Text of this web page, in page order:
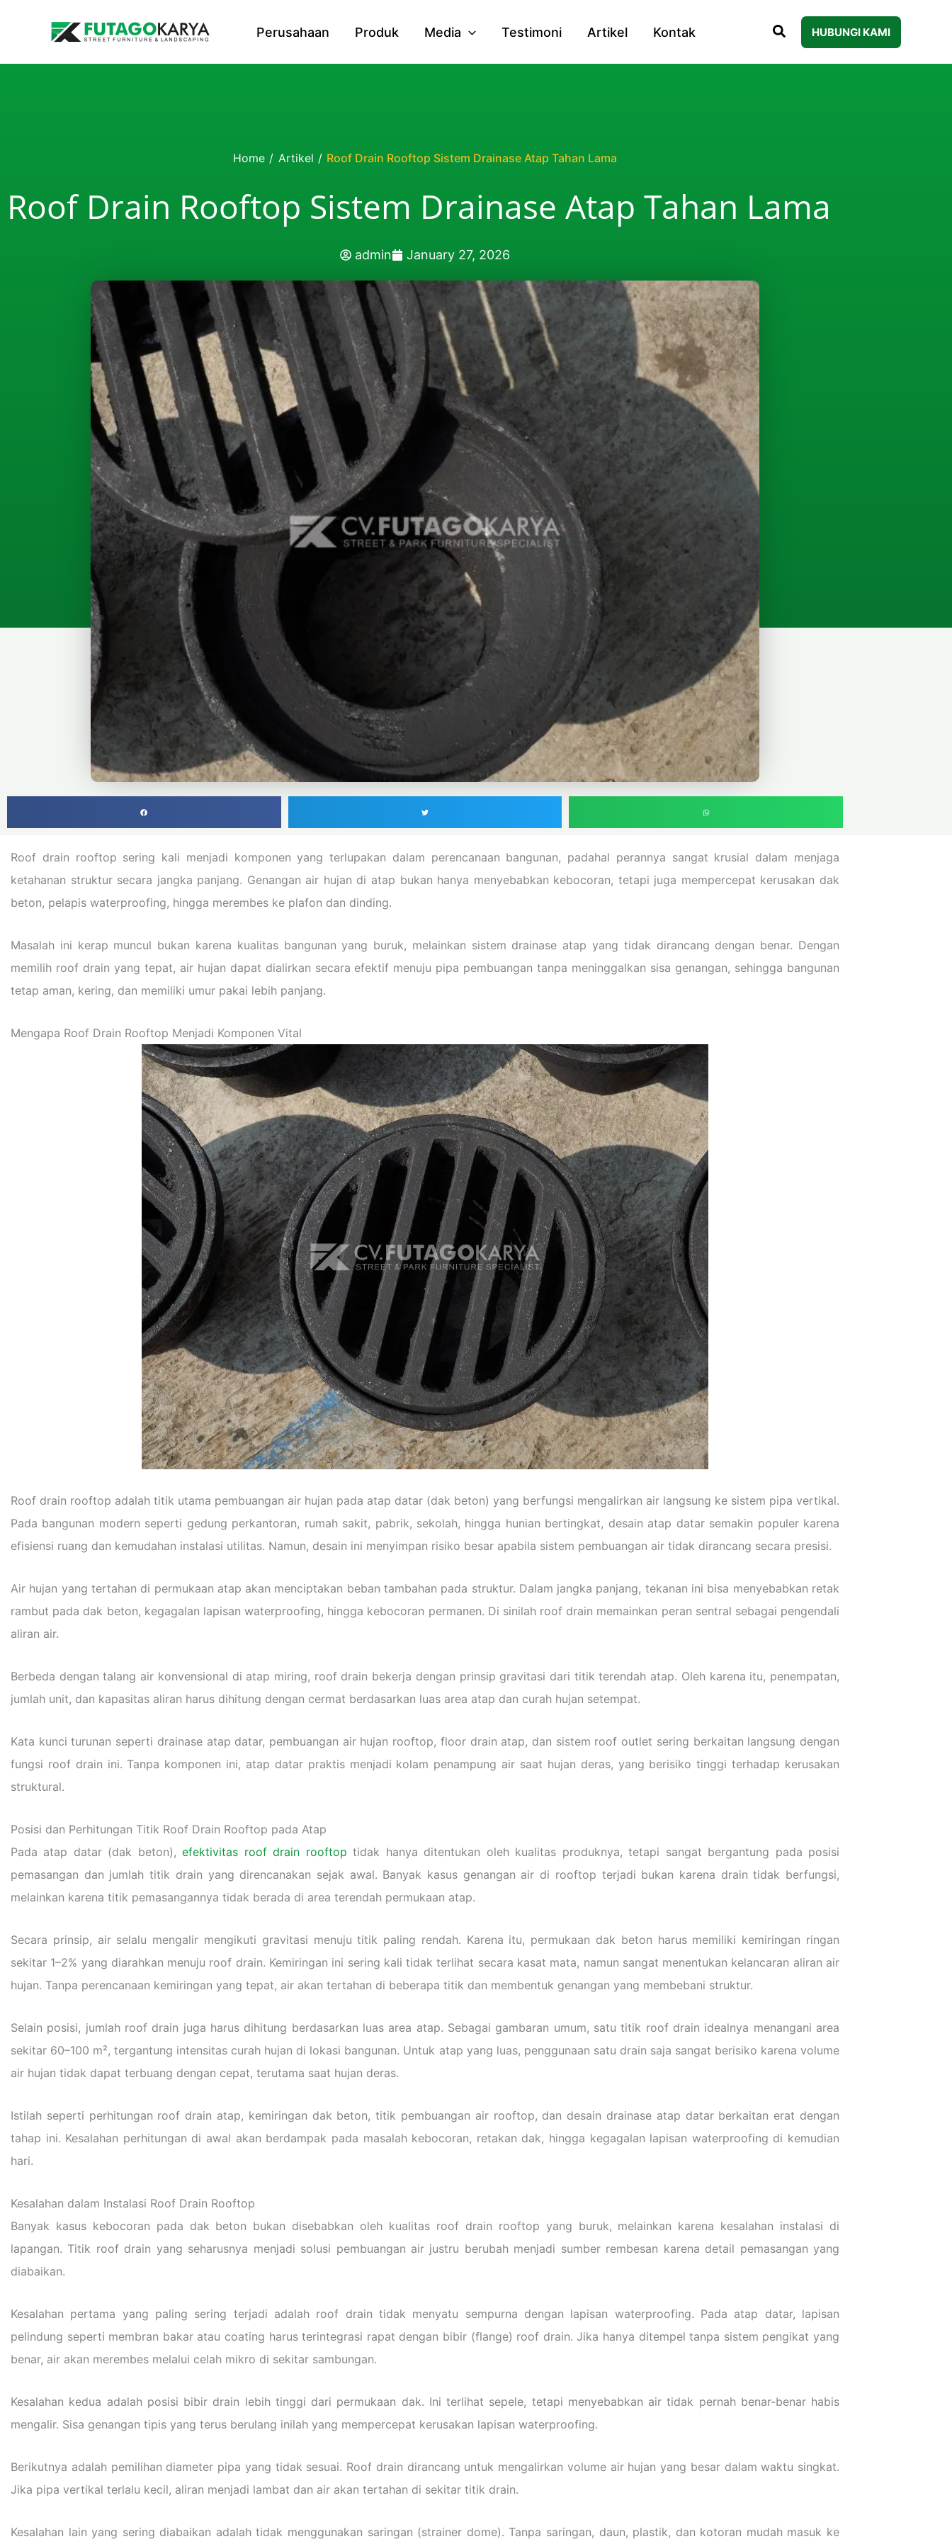
Perusahaan Produk Media Testimoni Artikel Kontak HUBUNGI KAMI
Home / Artikel / Roof Drain Rooftop Sistem Drainase Atap Tahan Lama
Roof Drain Rooftop Sistem Drainase Atap Tahan Lama
admin January 27, 2026
Roof drain rooftop sering kali menjadi komponen yang terlupakan dalam perencanaan bangunan, padahal perannya sangat krusial dalam menjaga
ketahanan struktur secara jangka panjang. Genangan air hujan di atap bukan hanya menyebabkan kebocoran, tetapi juga mempercepat kerusakan dak
beton, pelapis waterproofing, hingga merembes ke plafon dan dinding.
Masalah ini kerap muncul bukan karena kualitas bangunan yang buruk, melainkan sistem drainase atap yang tidak dirancang dengan benar. Dengan
memilih roof drain yang tepat, air hujan dapat dialirkan secara efektif menuju pipa pembuangan tanpa meninggalkan sisa genangan, sehingga bangunan
tetap aman, kering, dan memiliki umur pakai lebih panjang.
Mengapa Roof Drain Rooftop Menjadi Komponen Vital
Roof drain rooftop adalah titik utama pembuangan air hujan pada atap datar (dak beton) yang berfungsi mengalirkan air langsung ke sistem pipa vertikal.
Pada bangunan modern seperti gedung perkantoran, rumah sakit, pabrik, sekolah, hingga hunian bertingkat, desain atap datar semakin populer karena
efisiensi ruang dan kemudahan instalasi utilitas. Namun, desain ini menyimpan risiko besar apabila sistem pembuangan air tidak dirancang secara presisi.
Air hujan yang tertahan di permukaan atap akan menciptakan beban tambahan pada struktur. Dalam jangka panjang, tekanan ini bisa menyebabkan retak
rambut pada dak beton, kegagalan lapisan waterproofing, hingga kebocoran permanen. Di sinilah roof drain memainkan peran sentral sebagai pengendali
aliran air.
Berbeda dengan talang air konvensional di atap miring, roof drain bekerja dengan prinsip gravitasi dari titik terendah atap. Oleh karena itu, penempatan,
jumlah unit, dan kapasitas aliran harus dihitung dengan cermat berdasarkan luas area atap dan curah hujan setempat.
Kata kunci turunan seperti drainase atap datar, pembuangan air hujan rooftop, floor drain atap, dan sistem roof outlet sering berkaitan langsung dengan
fungsi roof drain ini. Tanpa komponen ini, atap datar praktis menjadi kolam penampung air saat hujan deras, yang berisiko tinggi terhadap kerusakan
struktural.
Posisi dan Perhitungan Titik Roof Drain Rooftop pada Atap
Pada atap datar (dak beton),efektivitas roof drain rooftop tidak hanya ditentukan oleh kualitas produknya, tetapi sangat bergantung pada posisi
pemasangan dan jumlah titik drain yang direncanakan sejak awal. Banyak kasus genangan air di rooftop terjadi bukan karena drain tidak berfungsi,
melainkan karena titik pemasangannya tidak berada di area terendah permukaan atap.
Secara prinsip, air selalu mengalir mengikuti gravitasi menuju titik paling rendah. Karena itu, permukaan dak beton harus memiliki kemiringan ringan
sekitar 1–2% yang diarahkan menuju roof drain. Kemiringan ini sering kali tidak terlihat secara kasat mata, namun sangat menentukan kelancaran aliran air
hujan. Tanpa perencanaan kemiringan yang tepat, air akan tertahan di beberapa titik dan membentuk genangan yang membebani struktur.
Selain posisi, jumlah roof drain juga harus dihitung berdasarkan luas area atap. Sebagai gambaran umum, satu titik roof drain idealnya menangani area
sekitar 60–100 m², tergantung intensitas curah hujan di lokasi bangunan. Untuk atap yang luas, penggunaan satu drain saja sangat berisiko karena volume
air hujan tidak dapat terbuang dengan cepat, terutama saat hujan deras.
Istilah seperti perhitungan roof drain atap, kemiringan dak beton, titik pembuangan air rooftop, dan desain drainase atap datar berkaitan erat dengan
tahap ini. Kesalahan perhitungan di awal akan berdampak pada masalah kebocoran, retakan dak, hingga kegagalan lapisan waterproofing di kemudian
hari.
Kesalahan dalam Instalasi Roof Drain Rooftop
Banyak kasus kebocoran pada dak beton bukan disebabkan oleh kualitas roof drain rooftop yang buruk, melainkan karena kesalahan instalasi di
lapangan. Titik roof drain yang seharusnya menjadi solusi pembuangan air justru berubah menjadi sumber rembesan karena detail pemasangan yang
diabaikan.
Kesalahan pertama yang paling sering terjadi adalah roof drain tidak menyatu sempurna dengan lapisan waterproofing. Pada atap datar, lapisan
pelindung seperti membran bakar atau coating harus terintegrasi rapat dengan bibir (flange) roof drain. Jika hanya ditempel tanpa sistem pengikat yang
benar, air akan merembes melalui celah mikro di sekitar sambungan.
Kesalahan kedua adalah posisi bibir drain lebih tinggi dari permukaan dak. Ini terlihat sepele, tetapi menyebabkan air tidak pernah benar-benar habis
mengalir. Sisa genangan tipis yang terus berulang inilah yang mempercepat kerusakan lapisan waterproofing.
Berikutnya adalah pemilihan diameter pipa yang tidak sesuai. Roof drain dirancang untuk mengalirkan volume air hujan yang besar dalam waktu singkat.
Jika pipa vertikal terlalu kecil, aliran menjadi lambat dan air akan tertahan di sekitar titik drain.
Kesalahan lain yang sering diabaikan adalah tidak menggunakan saringan (strainer dome). Tanpa saringan, daun, plastik, dan kotoran mudah masuk ke